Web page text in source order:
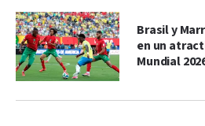
Brasil y
en un
Mundial